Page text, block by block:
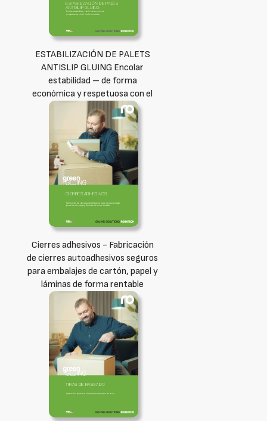
ESTABILIZACIÓN DE PALETS
ANTISLIP GLUING Encolar
estabilidad – de forma
económica y respetuosa con el
medio ambiente
Cierres adhesivos - Fabricación
de cierres autoadhesivos seguros
para embalajes de cartón, papel y
láminas de forma rentable